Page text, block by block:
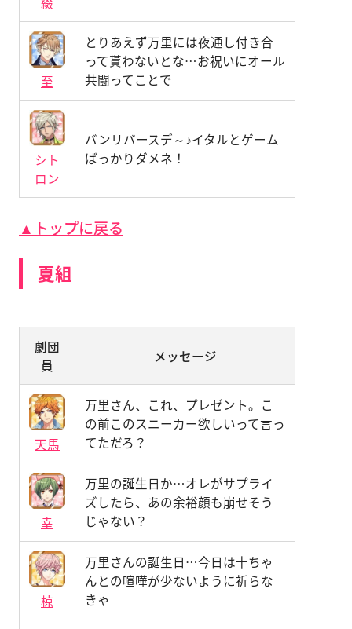
至
とりあえず万里には夜通し付き合
って貰わないとな…お祝いにオール
共闘ってことで
シト
ロン
バンリバースデ～♪イタルとゲーム
ばっかりダメネ！
▲トップに戻る
夏組
劇団
員
メッセージ
天馬
万里さん、これ、プレゼント。こ
の前このスニーカー欲しいって言っ
てただろ？
幸
万里の誕生日か…オレがサプライ
ズしたら、あの余裕顔も崩せそう
じゃない？
椋
万里さんの誕生日…今日は十ちゃ
んとの喧嘩が少ないように祈らな
きゃ